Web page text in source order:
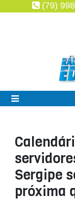
(79)
Sergipe
próxima